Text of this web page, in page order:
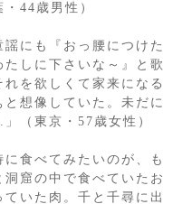
44歳男性）
謡にも『おっ腰につけた
しに下さいな～』と歌
を欲しくて家来になる
想像していた。未だに
（東京・57歳女性）
に食べてみたいのが、も
窟の中で食べていたお
いた肉。千と千尋に出